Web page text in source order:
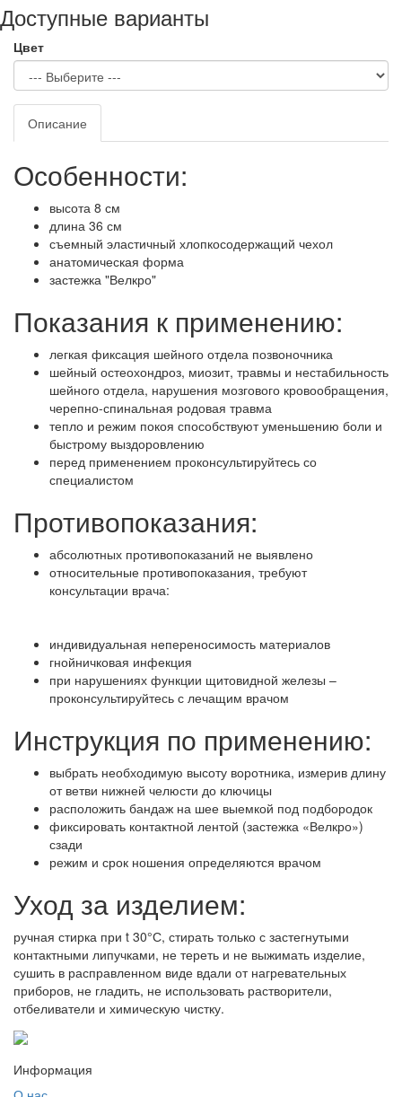
Доступные варианты
Цвет
Описание
Особенности:
высота 8 см
длина 36 см
съемный эластичный хлопкосодержащий чехол
анатомическая форма
застежка "Велкро"
Показания к применению:
легкая фиксация шейного отдела позвоночника
шейный остеохондроз, миозит, травмы и нестабильность
шейного отдела, нарушения мозгового кровообращения,
черепно-спинальная родовая травма
тепло и режим покоя способствуют уменьшению боли и
быстрому выздоровлению
перед применением проконсультируйтесь со
специалистом
Противопоказания:
абсолютных противопоказаний не выявлено
относительные противопоказания, требуют
консультации врача:
индивидуальная непереносимость материалов
гнойничковая инфекция
при нарушениях функции щитовидной железы –
проконсультируйтесь с лечащим врачом
Инструкция по применению:
выбрать необходимую высоту воротника, измерив длину
от ветви нижней челюсти до ключицы
расположить бандаж на шее выемкой под подбородок
фиксировать контактной лентой (застежка «Велкро»)
сзади
режим и срок ношения определяются врачом
Уход за изделием:
ручная стирка при t 30°С, стирать только с застегнутыми
контактными липучками, не тереть и не выжимать изделие,
сушить в расправленном виде вдали от нагревательных
приборов, не гладить, не использовать растворители,
отбеливатели и химическую чистку.
Информация